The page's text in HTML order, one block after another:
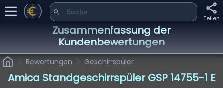
Teilen
Zusammenfassung der
Kundenbewertungen
Bewertungen Geschirrspüler
Amica Standgeschirrspüler GSP 14755-1 E